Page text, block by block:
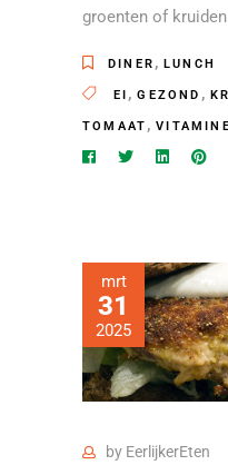
groenten of
DINER , LUNCH
EI ,GEZOND ,
TOMAAT ,
mrt
31
2025
by EerlijkerEten